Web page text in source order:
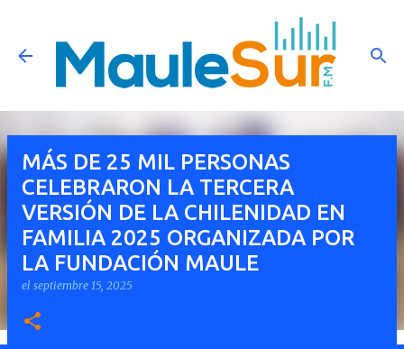
Ir al contenido principal
MÁS DE 25 MIL PERSONAS
CELEBRARON LA TERCERA
VERSIÓN DE LA CHILENIDAD EN
FAMILIA 2025 ORGANIZADA POR
LA FUNDACIÓN MAULE
el septiembre 15, 2025